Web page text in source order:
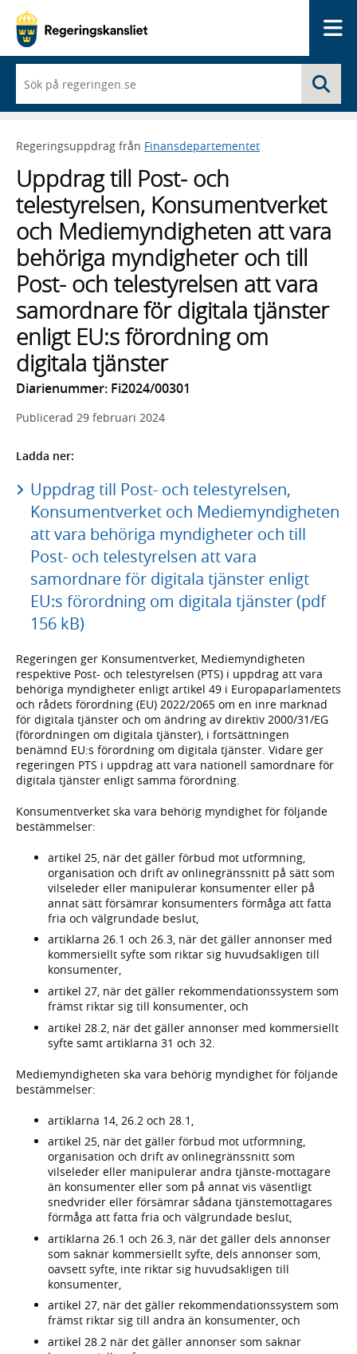
du
börjar
skriva
framträder
lista
med
sökförslag
Regeringsuppdrag från Finansdepartementet
Uppdrag till Post- och
telestyrelsen, Konsumentverket
och Mediemyndigheten att vara
behöriga myndigheter och till
Post- och telestyrelsen att vara
samordnare för digitala tjänster
enligt EU:s förordning om
digitala tjänster
Diarienummer: Fi2024/00301
Publicerad 29 februari 2024
Ladda ner:
Uppdrag till Post- och telestyrelsen,
Konsumentverket och Mediemyndigheten
att vara behöriga myndigheter och till
Post- och telestyrelsen att vara
samordnare för digitala tjänster enligt
EU:s förordning om digitala tjänster (pdf
156 kB)
Regeringen ger Konsumentverket, Mediemyndigheten
respektive Post- och telestyrelsen (PTS) i uppdrag att vara
behöriga myndigheter enligt artikel 49 i Europaparlamentets
och rådets förordning (EU) 2022/2065 om en inre marknad
för digitala tjänster och om ändring av direktiv 2000/31/EG
(förordningen om digitala tjänster), i fortsättningen
benämnd EU:s förordning om digitala tjänster. Vidare ger
regeringen PTS i uppdrag att vara nationell samordnare för
digitala tjänster enligt samma förordning.
Konsumentverket ska vara behörig myndighet för följande
bestämmelser:
artikel 25, när det gäller förbud mot utformning,
organisation och drift av onlinegränssnitt på sätt som
vilseleder eller manipulerar konsumenter eller på
annat sätt försämrar konsumenters förmåga att fatta
fria och välgrundade beslut,
artiklarna 26.1 och 26.3, när det gäller annonser med
kommersiellt syfte som riktar sig huvudsakligen till
konsumenter,
artikel 27, när det gäller rekommendationssystem som
främst riktar sig till konsumenter, och
artikel 28.2, när det gäller annonser med kommersiellt
syfte samt artiklarna 31 och 32.
Mediemyndigheten ska vara behörig myndighet för följande
bestämmelser:
artiklarna 14, 26.2 och 28.1,
artikel 25, när det gäller förbud mot utformning,
organisation och drift av onlinegränssnitt som
vilseleder eller manipulerar andra tjänste-mottagare
än konsumenter eller som på annat vis väsentligt
snedvrider eller försämrar sådana tjänstemottagares
förmåga att fatta fria och välgrundade beslut,
artiklarna 26.1 och 26.3, när det gäller dels annonser
som saknar kommersiellt syfte, dels annonser som,
oavsett syfte, inte riktar sig huvudsakligen till
konsumenter,
artikel 27, när det gäller rekommendationssystem som
främst riktar sig till andra än konsumenter, och
artikel 28.2 när det gäller annonser som saknar